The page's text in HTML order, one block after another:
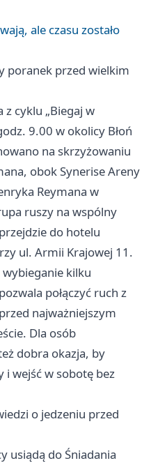
ale czasu zostało
poranek przed wielkim
z cyklu „Biegaj w
9.00 w okolicy Błoń
na skrzyżowaniu
obok Synerise Areny
Reymana w
ruszy na wspólny
do hotelu
ul. Armii Krajowej 11.
kilku
połączyć ruch z
najważniejszym
Dla osób
dobra okazja, by
i wejść w sobotę bez
o jedzeniu przed
usiądą do Śniadania